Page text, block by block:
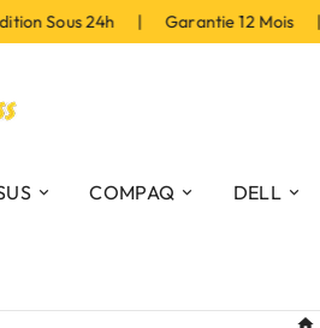
Sous 24h | Garantie 12 Mois |
COMPAQ DELL